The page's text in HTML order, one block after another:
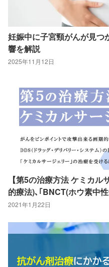
妊娠中に子宮頸がんが見つ
響を解説
2025年11月12日
【第5の治療方法 ケミカ
的療法)､｢BNCT(ホウ素中
2021年1月22日